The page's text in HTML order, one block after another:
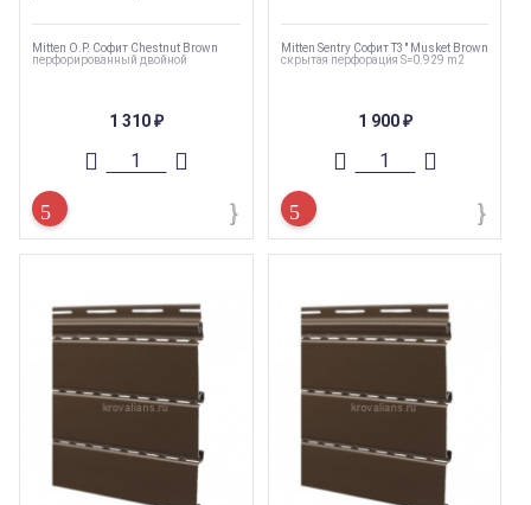
Mitten O.P. Софит Chestnut Brown
перфорированный двойной
1 310 ₽
Mitten Sentry Софит T3" Musket Brown
скрытая перфорация S=0.929 m2
1 900 ₽